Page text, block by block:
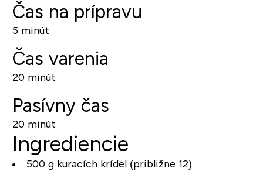
Čas na prípravu
5 minút
Čas varenia
20 minút
Pasívny čas
20 minút
Ingrediencie
500 g kuracích krídel (približne 12)